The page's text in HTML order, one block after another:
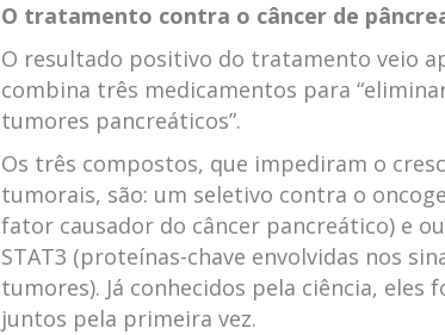
O tratamento contra o câncer de
O resultado positivo do tratamento veio
combina três medicamentos para
tumores pancreáticos”.
Os três compostos, que impediram o
tumorais, são: um seletivo contra o
fator causador do câncer pancreático) e
STAT3 (proteínas-chave envolvidas nos
tumores). Já conhecidos pela ciência, eles
juntos pela primeira vez.